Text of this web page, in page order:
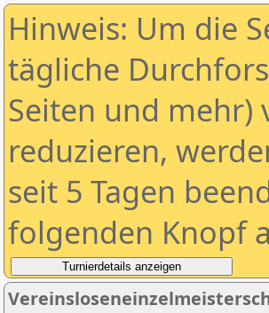
Hinweis: Um die
tägliche
Seiten und mehr)
reduzieren,
seit 5 Tagen
folgenden Knopf